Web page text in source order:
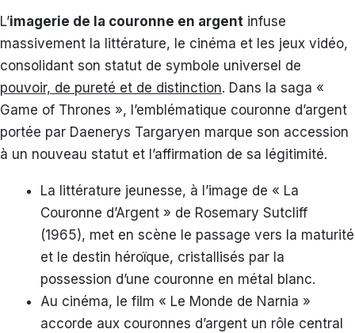
L’imagerie de la couronne en argent infuse
massivement la littérature, le cinéma et les jeux vidéo,
consolidant son statut de symbole universel de
pouvoir, de pureté et de distinction. Dans la saga «
Game of Thrones », l’emblématique couronne d’argent
portée par Daenerys Targaryen marque son accession
à un nouveau statut et l’affirmation de sa légitimité.
La littérature jeunesse, à l’image de « La
Couronne d’Argent » de Rosemary Sutcliff
(1965), met en scène le passage vers la maturité
et le destin héroïque, cristallisés par la
possession d’une couronne en métal blanc.
Au cinéma, le film « Le Monde de Narnia »
accorde aux couronnes d’argent un rôle central